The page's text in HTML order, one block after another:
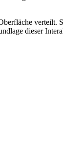
verteilt.
dieser